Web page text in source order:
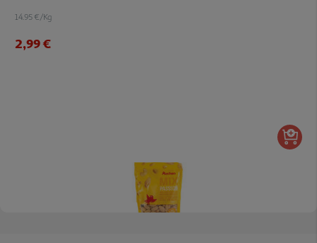
14.95 €/Kg
2,99 €